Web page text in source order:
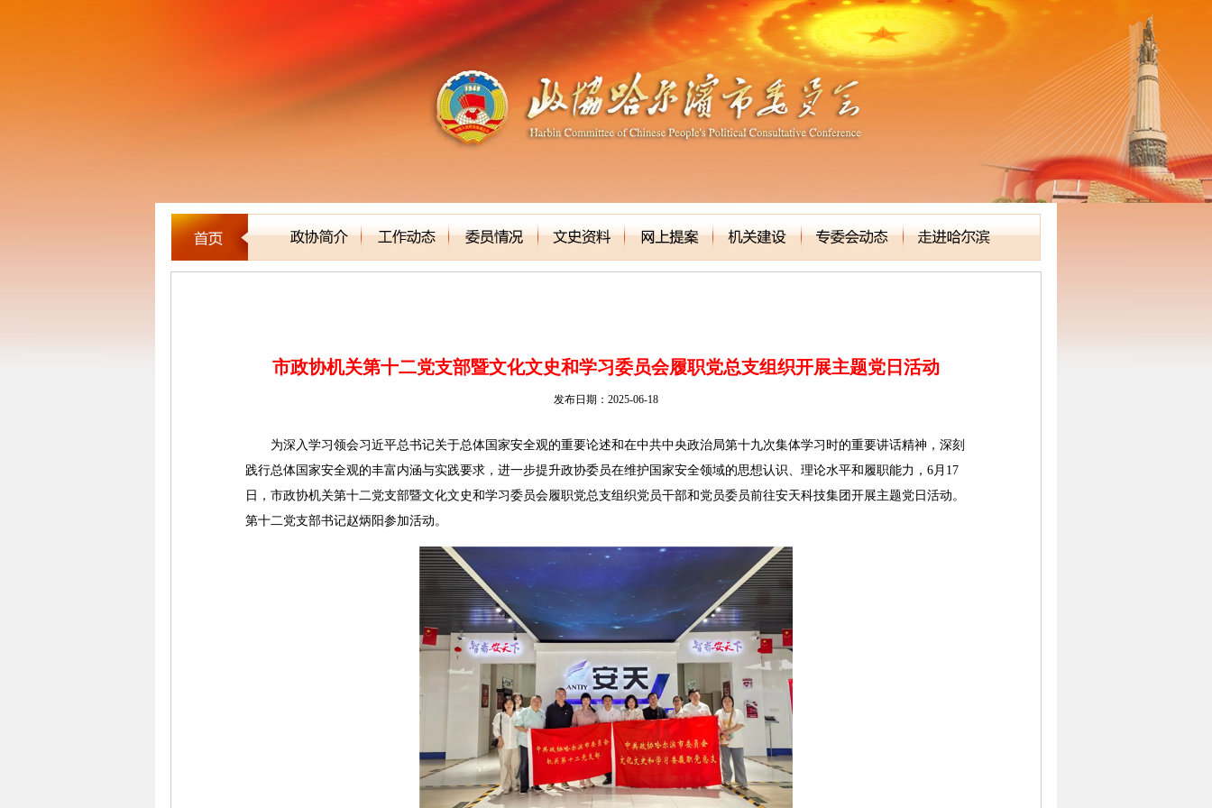
市政协机关第十二党支部暨文化文史和学习委员会履职党总支组织开展主题党日活动
发布日期：2025-06-18
为深入学习领会习近平总书记关于总体国家安全观的重要论述和在中共中央政治局第十九次集体学习时的重要讲话精神，深刻
践行总体国家安全观的丰富内涵与实践要求，进一步提升政协委员在维护国家安全领域的思想认识、理论水平和履职能力，6月17
日，市政协机关第十二党支部暨文化文史和学习委员会履职党总支组织党员干部和党员委员前往安天科技集团开展主题党日活动。
第十二党支部书记赵炳阳参加活动。